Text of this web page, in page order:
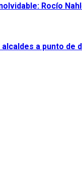
Rocío
a punto